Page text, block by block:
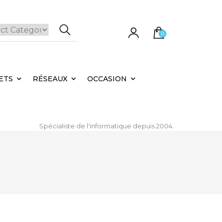
0
RÉSEAUX OCCASION
Spécialiste de l'informatique depuis 2004.